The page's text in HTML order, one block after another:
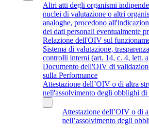
Altri atti degli organismi
nuclei di valutazione o altri
analoghe, procedono
dei dati personali eventualmente
Relazione dell'OIV sul
Sistema di valutazione,
controlli interni (art. 14, c. 4, lett.
Documento dell'OIV di
sulla Performance
Attestazione dell’OIV o di altra
nell'assolvimento degli obblighi di
Attestazione dell’OIV o di
nell’assolvimento degli